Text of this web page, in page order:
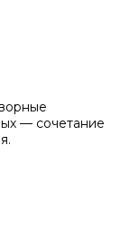
— сочетание